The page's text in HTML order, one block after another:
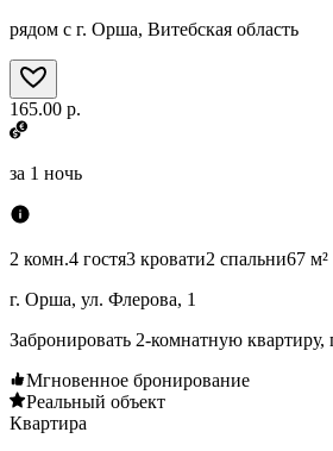
рядом с г. Орша, Витебская область
165.00 р.
за 1 ночь
2 комн.4 гостя3 кровати2 спальни67 м²
г. Орша, ул. Флерова, 1
Забронировать 2-комнатную
Мгновенное бронирование
Реальный объект
Квартира